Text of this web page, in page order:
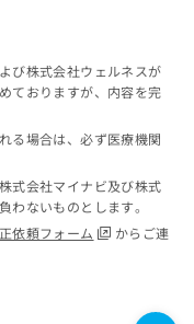
び株式会社ウェルネスが
ておりますが、内容を完
る場合は、必ず医療機関
式会社マイナビ及び株式
わないものとします。
依頼フォーム
からご連